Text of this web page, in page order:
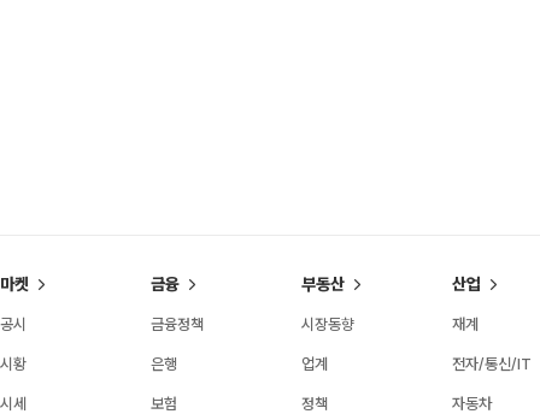
마켓
공시
시황
시세
금융
금융정책
은행
보험
부동산
시장동향
업계
정책
산업
재계
전자/통신/IT
자동차